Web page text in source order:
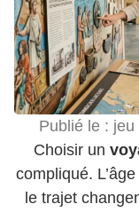
Publié le : jeu
Choisir un
compliqué.
le trajet